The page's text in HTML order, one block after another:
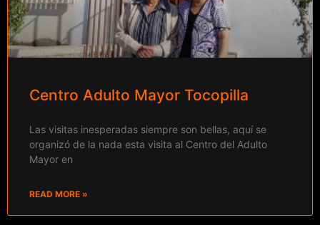
Centro Adulto Mayor Tocopilla
Las visitas inesperadas siempre son bellas, aquí se
organizó de la nada esta visita al Centro del Adulto
Mayor en
READ MORE »